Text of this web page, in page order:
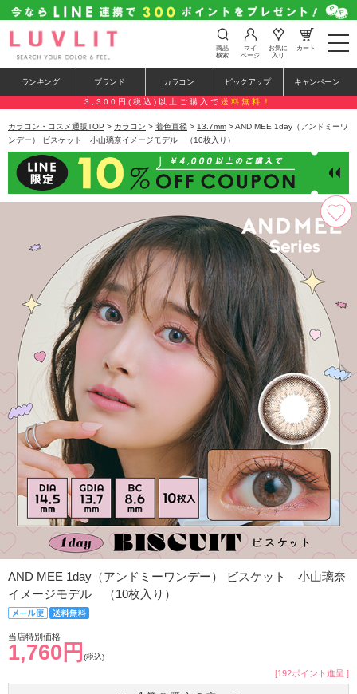
t
o
e
n
a
a
i
o
n
商品
検索
マイ
ページ
お気に
入り
カート
ランキング ブランド カラコン ピックアップ キャンペーン
3,300円(税込)以上ご購入で 送料無料！
カラコン・コスメ通販TOP > カラコン > 着色直径 > 13.7mm > AND MEE 1day（アンドミーワ
ンデー） ビスケット 小山璃奈イメージモデル （10枚入り）
AND MEE 1day（アンドミーワンデー） ビスケット 小山璃奈
イメージモデル （10枚入り）
当店特別価格
1,760円 (税込)
[192ポイント進呈 ]